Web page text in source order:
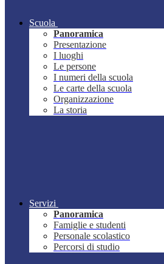
Scuola
Panoramica
Presentazione
I luoghi
Le persone
I numeri della scuola
Le carte della scuola
Organizzazione
La storia
Servizi
Panoramica
Famiglie e studenti
Personale scolastico
Percorsi di studio